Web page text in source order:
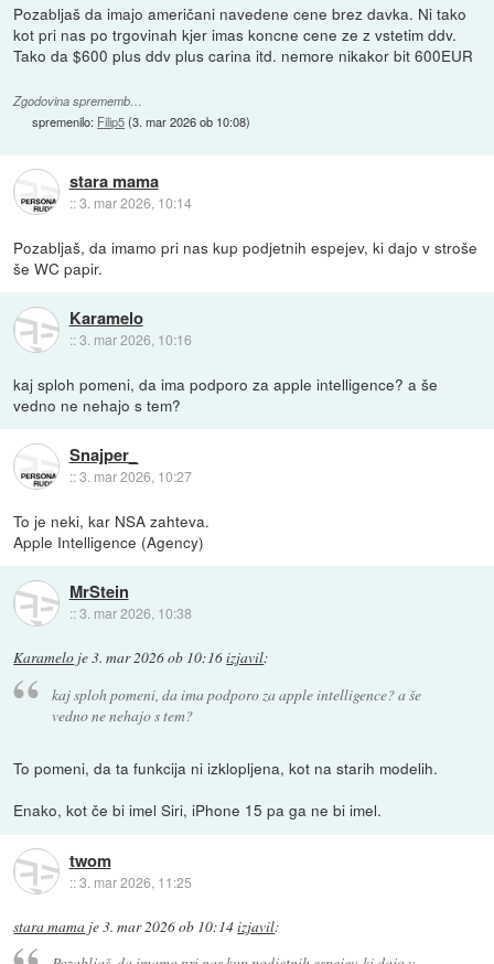
Pozabljaš da imajo američani navedene cene brez davka. Ni tako
kot pri nas po trgovinah kjer imas koncne cene ze z vstetim ddv.
Tako da $600 plus ddv plus carina itd. nemore nikakor bit 600EUR
Zgodovina sprememb…
spremenilo: Filip5(3. mar 2026 ob 10:08)
stara mama
::3. mar 2026, 10:14
Pozabljaš, da imamo pri nas kup podjetnih espejev, ki dajo v stroše
še WC papir.
Karamelo
::3. mar 2026, 10:16
kaj sploh pomeni, da ima podporo za apple intelligence? a še
vedno ne nehajo s tem?
Snajper_
::3. mar 2026, 10:27
To je neki, kar NSA zahteva.
Apple Intelligence (Agency)
MrStein
::3. mar 2026, 10:38
Karamelo je3. mar 2026 ob 10:16izjavil:
kaj sploh pomeni, da ima podporo za apple intelligence? a še
vedno ne nehajo s tem?
To pomeni, da ta funkcija ni izklopljena, kot na starih modelih.
Enako, kot če bi imel Siri, iPhone 15 pa ga ne bi imel.
twom
::3. mar 2026, 11:25
stara mama je3. mar 2026 ob 10:14izjavil: